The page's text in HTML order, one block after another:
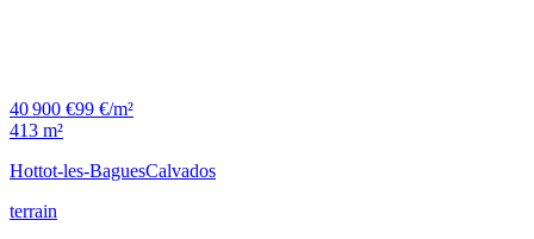
40 900 €99 €/m²
413 m²
Hottot-les-BaguesCalvados
terrain